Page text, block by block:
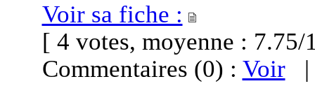
Voir sa fiche :
[ 4 votes, moyenne :
Commentaires (0) : Voir